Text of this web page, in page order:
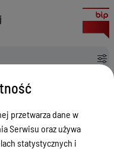
w Ostródzie
oświatowe
Szkoły i
przetwarza dane w
Serwisu oraz używa
statystycznych i